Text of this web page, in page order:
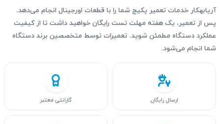
آریابهکار خدمات تعمیر پکیج شما را با قطعات اورجینال انجام می‌دهد.
پس از تعمیر، یک هفته مهلت تست رایگان خواهید داشت تا از کیفیت
عملکرد دستگاه مطمئن شوید. تعمیرات توسط متخصصین برند دستگاه
شما انجام می‌شود.
ارسال رایگان گارانتی معتبر